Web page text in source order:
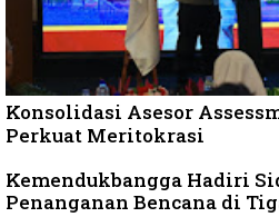
Konsolidasi Asesor
Perkuat Meritokrasi
Kemendukbangga Hadiri
Penanganan Bencana di